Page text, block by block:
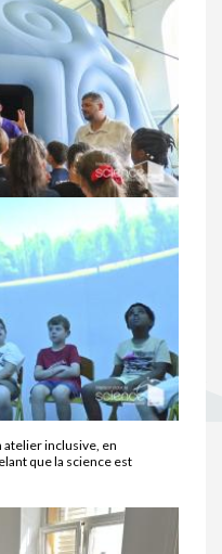
atelier inclusive, en
que la science est